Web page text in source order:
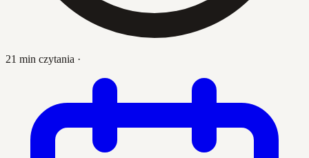
21 min czytania ·